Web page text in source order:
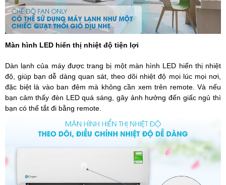
Màn hình LED hiển thị nhiệt độ tiện lợi
Dàn lạnh của máy được trang bị một màn hình LED hiển thị nhiệt
độ, giúp bạn dễ dàng quan sát, theo dõi nhiệt độ mọi lúc mọi nơi,
đặc biệt là vào ban đêm mà không cần xem trên remote. Và nếu
bạn cảm thấy đèn LED quá sáng, gây ảnh hưởng đến giấc ngủ thì
bạn có thể tắt đi bằng remote.